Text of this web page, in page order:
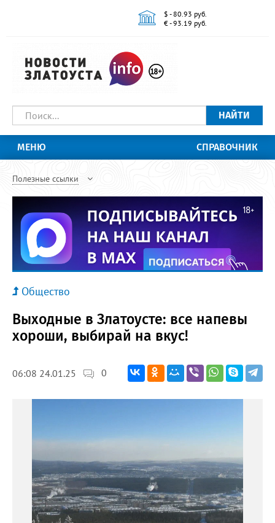
$ - 80.93 руб.
€ - 93.19 руб.
НАЙТИ
МЕНЮ СПРАВОЧНИК
Полезные ссылки
Общество
Выходные в Златоусте: все напевы
хороши, выбирай на вкус!
06:08 24.01.25 0